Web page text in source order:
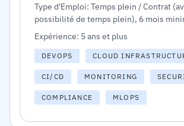
Type d'Emploi: Temps plein / Contrat
possibilité de temps plein), 6 mois
Expérience: 5 ans et plus
DEVOPS CLOUD
CI/CD MONITORING
COMPLIANCE MLOPS